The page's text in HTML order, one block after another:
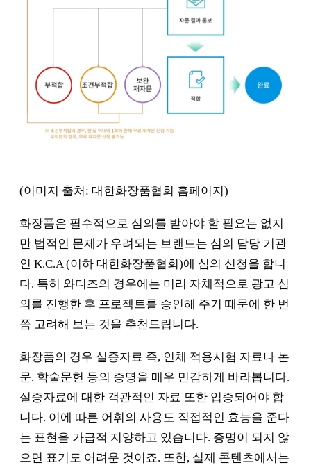
(이미지 출처: 대한화장품협회 홈페이지)
화장품은 필수적으로 심의를 받아야 할 필요는 없지
만 법적인 문제가 우려되는 브랜드는 심의 담당 기관
인 K.C.A (이하 대한화장품협회)에 심의 신청을 합니
다. 특히 와디즈의 경우에는 미리 자체적으로 광고 심
의를 진행한 후 프로젝트를 승인해 주기 때문에 한 번
쯤 고려해 보는 것을 추천드립니다.
화장품의 경우 실증자료 즉, 인체 적용시험 자료나 논
문, 학술문헌 등의 증명을 매우 민감하게 바라봅니다.
실증자료에 대한 객관적인 자료 또한 입증되어야 합
니다. 이에 따른 어휘의 사용도 직접적인 효능을 준다
는 표현을 가급적 지양하고 있습니다. 증명이 되지 않
으면 표기도 어려운 것이죠. 또한, 실제 콘텐츠에서는